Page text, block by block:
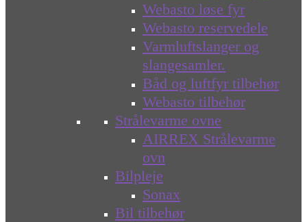
Webasto løse fyr
Webasto reservedele
Varmluftslanger og
slangesamler.
Båd og luftfyr tilbehør
Webasto tilbehør
Strålevarme ovne
AIRREX Strålevarme
ovn
Bilpleje
Sonax
Bil tilbehør